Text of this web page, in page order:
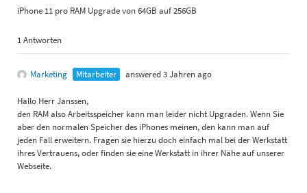
iPhone 11 pro RAM Upgrade von 64GB auf 256GB
1 Antworten
Marketing Mitarbeiter answered 3 Jahren ago
Hallo Herr Janssen,
den RAM also Arbeitsspeicher kann man leider nicht Upgraden. Wenn Sie
aber den normalen Speicher des iPhones meinen, den kann man auf
jeden Fall erweitern. Fragen sie hierzu doch einfach mal bei der Werkstatt
ihres Vertrauens, oder finden sie eine Werkstatt in ihrer Nähe auf unserer
Webseite.